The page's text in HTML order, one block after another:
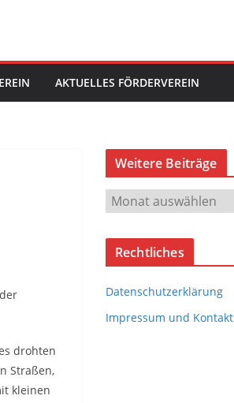
AKTUELLES FÖRDERVEREIN
drohten
Straßen,
kleinen
Weitere Beiträge
W
e
i
r
e
Rechtliches
Datenschutzerklärung
Impressum und Kontakt